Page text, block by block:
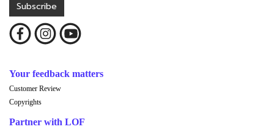
Subscribe
Your feedback matters
Customer Review
Copyrights
Partner with LOF